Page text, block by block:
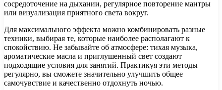
сосредоточение на дыхании, регулярное повторение мантры
или визуализация приятного света вокруг.
Для максимального эффекта можно комбинировать разные
техники, выбирая те, которые наиболее располагают к
спокойствию. Не забывайте об атмосфере: тихая музыка,
ароматические масла и приглушенный свет создают
подходящие условия для занятий. Практикуя эти методы
регулярно, вы сможете значительно улучшить общее
самочувствие и качественно отдохнуть ночью.